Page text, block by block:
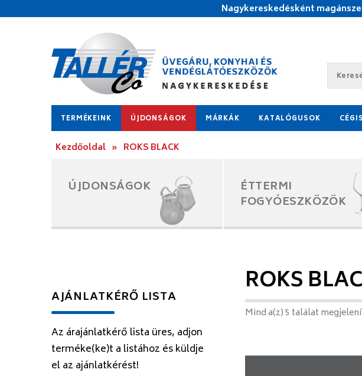
Nagykereskedésként
TERMÉKEINK ÚJDONSÁGOK MÁRKÁK KATALÓGUSOK
Kezdőoldal » ROKS BLACK
ÚJDONSÁGOK
ÉTTERMI
FOGYÓESZKÖZÖK
AJÁNLATKÉRŐ LISTA
Az árajánlatkérő lista üres, adjon
terméke(ke)t a listához és küldje
el az ajánlatkérést!
ROKS
Mind a(z) 5 találat